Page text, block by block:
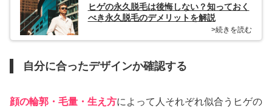
ヒゲの永久脱毛は後悔しない？知っておく
べき永久脱毛のデメリットを解説
>続きを読む
自分に合ったデザインか確認する
顔の輪郭・毛量・生え方によって人それぞれ似合うヒゲの